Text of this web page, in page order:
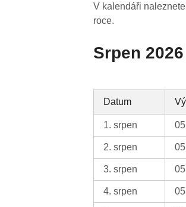
V kalendáři
roce.
Srpen 2026
Datum
1. srpen
2. srpen
3. srpen
4. srpen